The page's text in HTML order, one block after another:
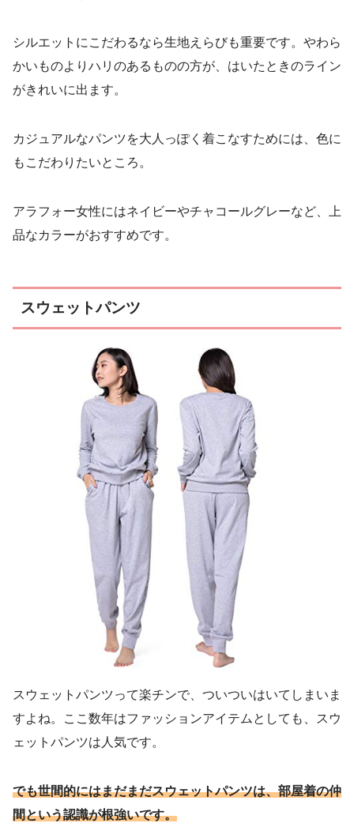
シルエットにこだわるなら生地えらびも重要です。やわら
かいものよりハリのあるものの方が、はいたときのライン
がきれいに出ます。
カジュアルなパンツを大人っぽく着こなすためには、色に
もこだわりたいところ。
アラフォー女性にはネイビーやチャコールグレーなど、上
品なカラーがおすすめです。
スウェットパンツ
スウェットパンツって楽チンで、ついついはいてしまいま
すよね。ここ数年はファッションアイテムとしても、スウ
ェットパンツは人気です。
でも世間的にはまだまだスウェットパンツは、部屋着の仲
間という認識が根強いです。